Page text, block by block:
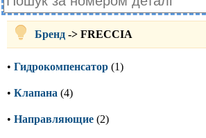
Бренд -> FRECCIA
• Гидрокомпенсатор (1)
• Клапана (4)
• Направляющие (2)